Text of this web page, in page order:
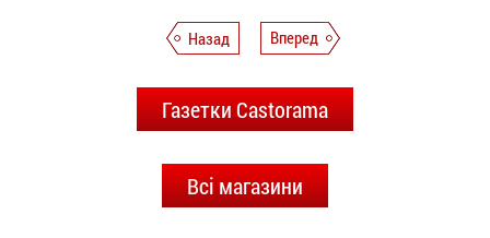
Назад Вперед
Газетки Castorama
Всі магазини